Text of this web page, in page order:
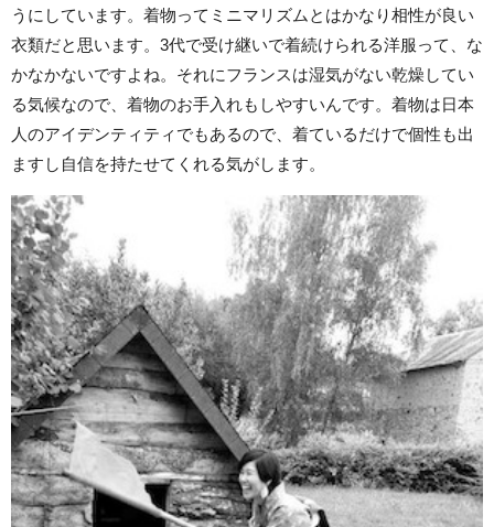
うにしています。着物ってミニマリズムとはかなり相性が良い
衣類だと思います。3代で受け継いで着続けられる洋服って、な
かなかないですよね。それにフランスは湿気がない乾燥してい
る気候なので、着物のお手入れもしやすいんです。着物は日本
人のアイデンティティでもあるので、着ているだけで個性も出
ますし自信を持たせてくれる気がします。